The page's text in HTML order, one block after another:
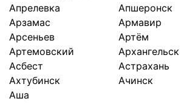
Апрелевка
Апшеронск
Арзамас
Армавир
Арсеньев
Артём
Артемовский
Архангельск
Асбест
Астрахань
Ахтубинск
Ачинск
Аша